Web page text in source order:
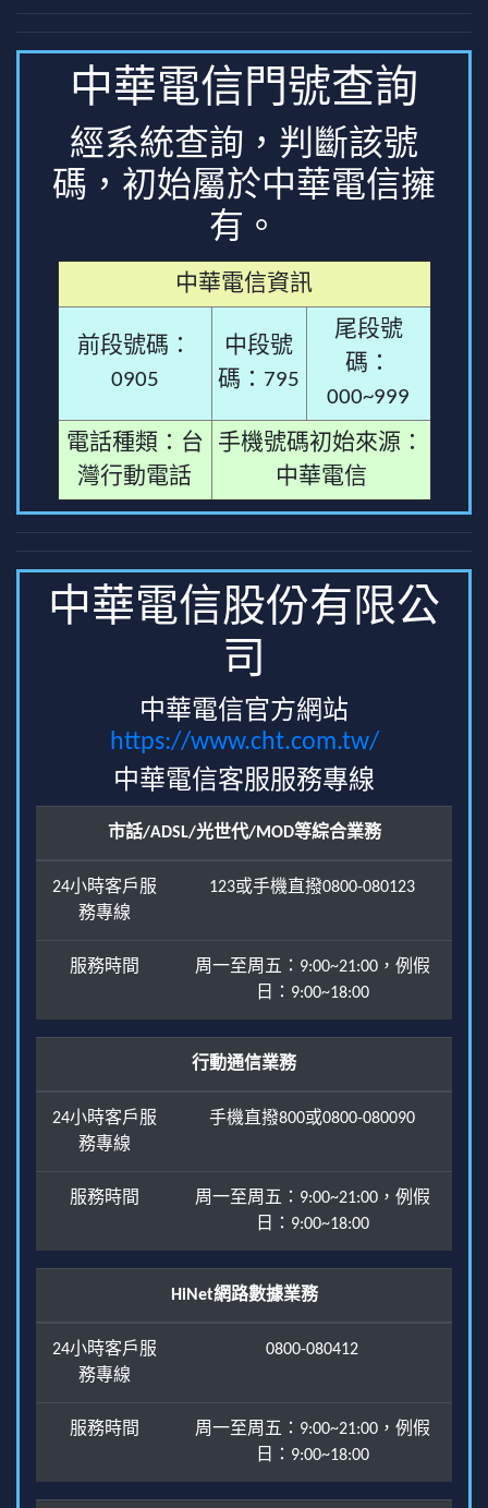
中華電信門號查詢
經系統查詢，判斷該號
碼，初始屬於中華電信擁
有。
中華電信資訊
前段號碼：
0905
中段號
碼：795
尾段號
碼：
000~999
電話種類：台
灣行動電話
手機號碼初始來源：
中華電信
中華電信股份有限公
司
中華電信官方網站
https://www.cht.com.tw/
中華電信客服服務專線
市話/ADSL/光世代/MOD等綜合業務
24小時客戶服
務專線
123或手機直撥0800-080123
服務時間
周一至周五：9:00~21:00，例假
日：9:00~18:00
行動通信業務
24小時客戶服
務專線
手機直撥800或0800-080090
服務時間
周一至周五：9:00~21:00，例假
日：9:00~18:00
HiNet網路數據業務
24小時客戶服
務專線
0800-080412
服務時間
周一至周五：9:00~21:00，例假
日：9:00~18:00